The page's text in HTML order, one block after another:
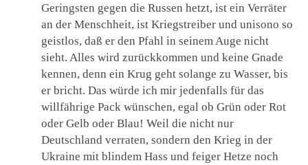
Geringsten gegen die Russen hetzt, ist ein Verräter
an der Menschheit, ist Kriegstreiber und unisono so
geistlos, daß er den Pfahl in seinem Auge nicht
sieht. Alles wird zurückkommen und keine Gnade
kennen, denn ein Krug geht solange zu Wasser, bis
er bricht. Das würde ich mir jedenfalls für das
willfährige Pack wünschen, egal ob Grün oder Rot
oder Gelb oder Blau! Weil die nicht nur
Deutschland verraten, sondern den Krieg in der
Ukraine mit blindem Hass und feiger Hetze noch